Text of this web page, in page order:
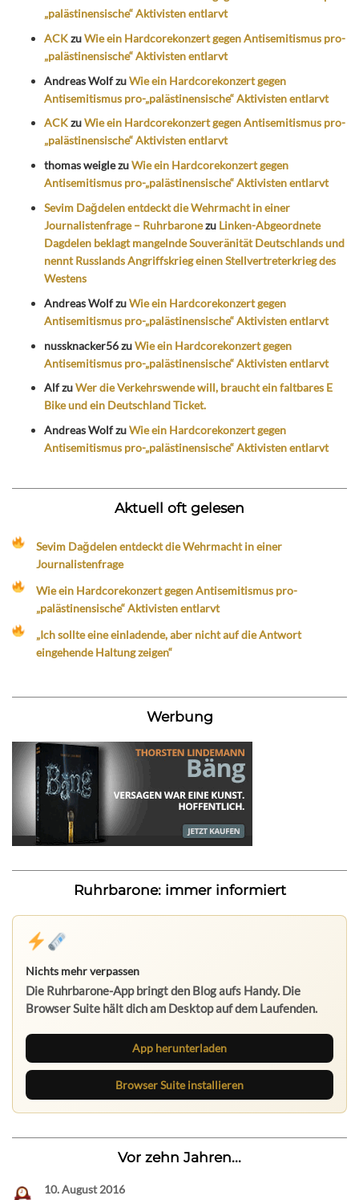
„palästinensische“ Aktivisten entlarvt
ACKzuWie ein Hardcorekonzert gegen Antisemitismus pro-
„palästinensische“ Aktivisten entlarvt
Andreas WolfzuWie ein Hardcorekonzert gegen
Antisemitismus pro-„palästinensische“ Aktivisten entlarvt
ACKzuWie ein Hardcorekonzert gegen Antisemitismus pro-
„palästinensische“ Aktivisten entlarvt
thomas weiglezuWie ein Hardcorekonzert gegen
Antisemitismus pro-„palästinensische“ Aktivisten entlarvt
Sevim Dağdelen entdeckt die Wehrmacht in einer
Journalistenfrage – Ruhrbaronezu Linken-Abgeordnete
Dagdelen beklagt mangelnde Souveränität Deutschlands und
nennt Russlands Angriffskrieg einen Stellvertreterkrieg des
Westens
Andreas WolfzuWie ein Hardcorekonzert gegen
Antisemitismus pro-„palästinensische“ Aktivisten entlarvt
nussknacker56zuWie ein Hardcorekonzert gegen
Antisemitismus pro-„palästinensische“ Aktivisten entlarvt
AlfzuWer die Verkehrswende will, braucht ein faltbares E
Bike und ein Deutschland Ticket.
Andreas WolfzuWie ein Hardcorekonzert gegen
Antisemitismus pro-„palästinensische“ Aktivisten entlarvt
Aktuell oft gelesen
Sevim Dağdelen entdeckt die Wehrmacht in einer
Journalistenfrage
Wie ein Hardcorekonzert gegen Antisemitismus pro-
„palästinensische“ Aktivisten entlarvt
„Ich sollte eine einladende, aber nicht auf die Antwort
eingehende Haltung zeigen“
Werbung
Ruhrbarone: immer informiert
Nichts mehr verpassen
Die Ruhrbarone-App bringt den Blog aufs Handy. Die
Browser Suite hält dich am Desktop auf dem Laufenden.
App herunterladen
Browser Suite installieren
Vor zehn Jahren...
10. August 2016